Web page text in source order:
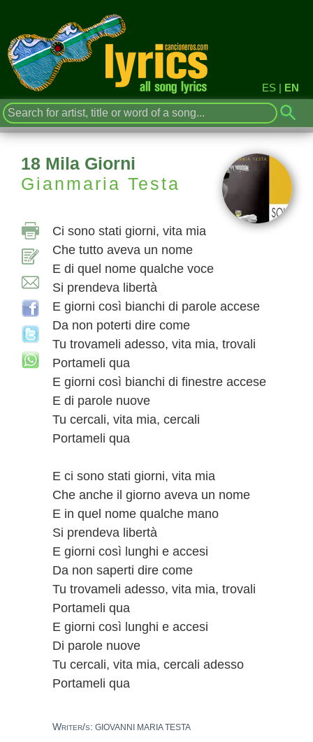
ES | EN
18 Mila Giorni
Gianmaria Testa
Ci sono stati giorni, vita mia
Che tutto aveva un nome
E di quel nome qualche voce
Si prendeva libertà
E giorni così bianchi di parole accese
Da non poterti dire come
Tu trovameli adesso, vita mia, trovali
Portameli qua
E giorni così bianchi di finestre accese
E di parole nuove
Tu cercali, vita mia, cercali
Portameli qua
E ci sono stati giorni, vita mia
Che anche il giorno aveva un nome
E in quel nome qualche mano
Si prendeva libertà
E giorni così lunghi e accesi
Da non saperti dire come
Tu trovameli adesso, vita mia, trovali
Portameli qua
E giorni così lunghi e accesi
Di parole nuove
Tu cercali, vita mia, cercali adesso
Portameli qua
Writer/s: GIOVANNI MARIA TESTA